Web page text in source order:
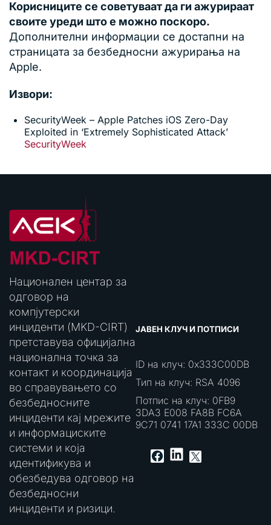
Корисниците се советуваат да ги ажурираат
своите уреди што е можно поскоро.
Дополнителни информации се достапни на
страницата за безбедносни ажурирања на
Apple.
Извори:
SecurityWeek – Apple Patches iOS Zero-Day
Exploited in ‘Extremely Sophisticated Attack’
SecurityWeek
Национален центар за
одговор на
компјутерски
инциденти (MKD-CIRT)
претставува официјална
национална точка за
контакт и координација
во справувањето со
безбедносните
инциденти кај мрежите
и информациските
системи и која
идентификува и
обезбедува одговор на
безбедносни
инциденти и ризици.
ЈАВЕН КЛУЧ И ПОТПИСИ
ID на клуч: 0x333C00DB
Тип на клуч: RSA 4096
Потпис на клуч: 0FB9
3DA3 E008 FA8B FC6A
9C71 0741 17A1 333C 00DB
Facebook
LinkedIn
X